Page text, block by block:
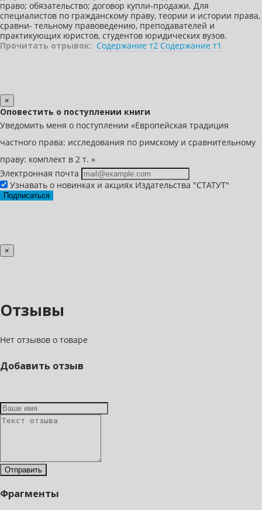
право; обязательство; договор купли-продажи. Для
специалистов по гражданскому праву, теории и истории права,
сравни- тельному правоведению, преподавателей и
практикующих юристов, студентов юридических вузов.
Прочитать отрывок: Содержание т2 Содержание т1
×
Оповестить о поступлении книги
Уведомить меня о поступлении «Европейская традиция
частного права: исследования по римскому и сравнительному
праву: комплект в 2 т. »
Электронная почта
Узнавать о новинках и акциях Издательства "СТАТУТ"
Подписаться
×
Отзывы
Нет отзывов о товаре
Добавить отзыв
Фрагменты